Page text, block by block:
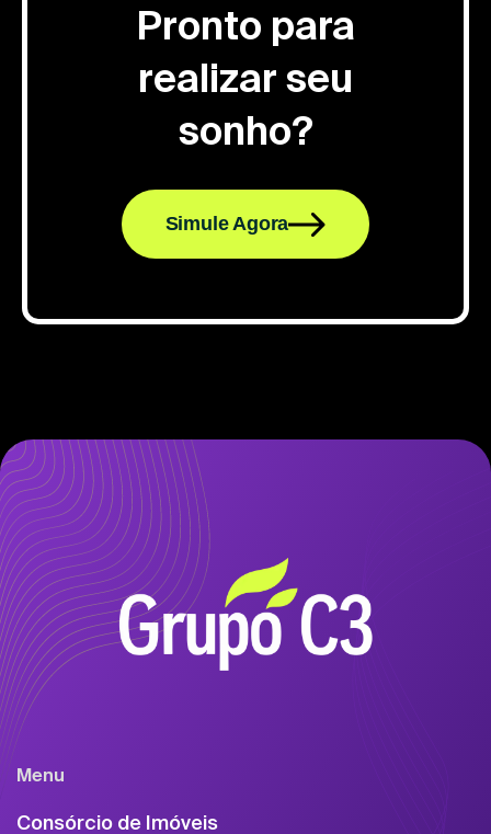
Pronto para
realizar seu
sonho?
Simule Agora
Menu
Consórcio de Imóveis